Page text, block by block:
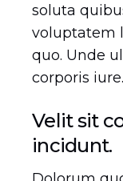
soluta
voluptatem
quo. Unde
corporis iure.
Velit sit
incidunt.